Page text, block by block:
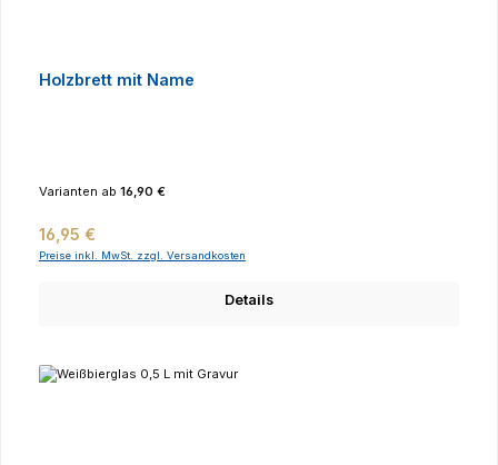
Holzbrett mit Name
Varianten ab 16,90 €
Regulärer Preis:
16,95 €
Preise inkl. MwSt. zzgl. Versandkosten
Details